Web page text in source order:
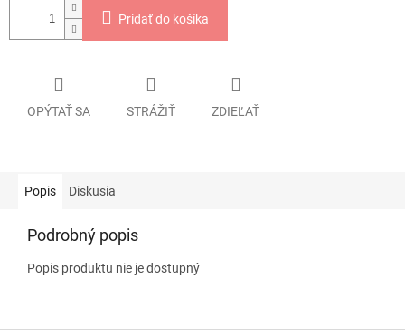
Pridať do košíka
OPÝTAŤ SA STRÁŽIŤ ZDIEĽAŤ
Popis Diskusia
Podrobný popis
Popis produktu nie je dostupný